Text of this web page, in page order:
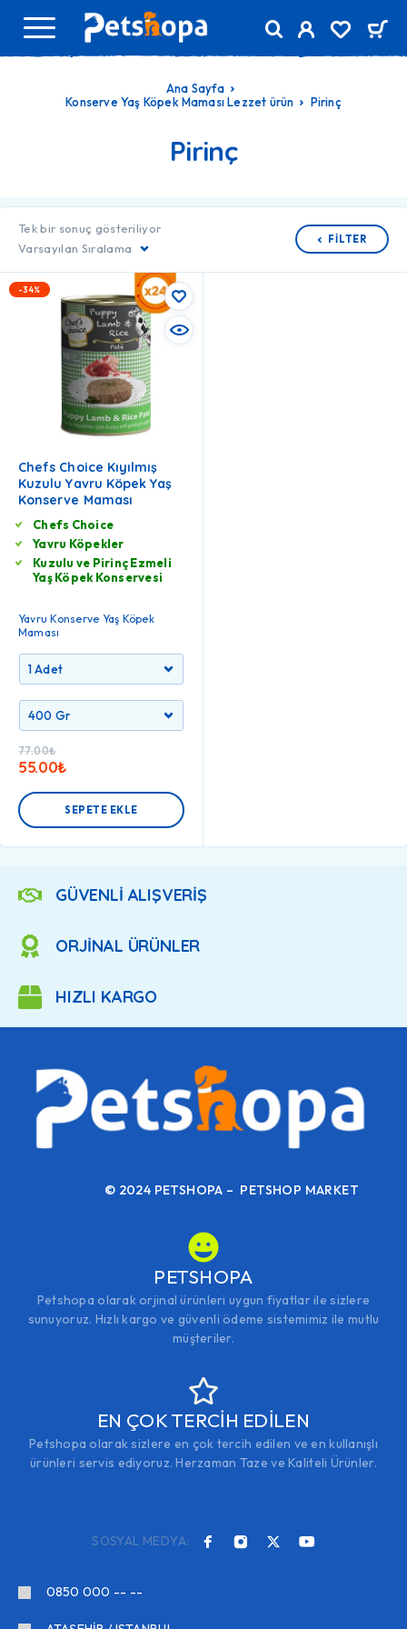
Ana Sayfa
Konserve Yaş Köpek Maması Lezzet ürün
Pirinç
Pirinç
Tek bir sonuç gösteriliyor
Varsayılan Sıralama
FILTER
-34%
Chefs Choice Kıyılmış
Kuzulu Yavru Köpek Yaş
Konserve Maması
Chefs Choice
Yavru Köpekler
Kuzulu ve Pirinç Ezmeli
Yaş Köpek Konservesi
Yavru Konserve Yaş Köpek
Maması
77.00₺
55.00₺
SEPETE EKLE
GÜVENLİ ALIŞVERİŞ
ORJİNAL ÜRÜNLER
HIZLI KARGO
© 2024 PETSHOPA – PETSHOP MARKET
PETSHOPA
Petshopa olarak orjinal ürünleri uygun fiyatlar ile sizlere
sunuyoruz. Hızlı kargo ve güvenli ödeme sistemimiz ile mutlu
müşteriler.
EN ÇOK TERCİH EDİLEN
Petshopa olarak sizlere en çok tercih edilen ve en kullanışlı
ürünleri servis ediyoruz. Herzaman Taze ve Kaliteli Ürünler.
SOSYAL MEDYA:
0850 000 -- --